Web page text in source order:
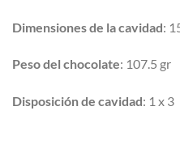
Dimensiones de la cavidad:
Peso del chocolate: 107.5 gr
Disposición de cavidad: 1 x 3